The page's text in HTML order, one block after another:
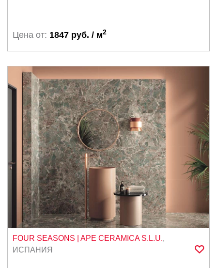
Цена от: 1847 руб. / м2
FOUR SEASONS | APE CERAMICA S.L.U.,
ИСПАНИЯ